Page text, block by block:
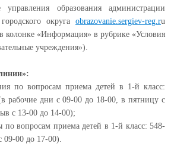
образования администрации
округа obrazovanie.sergiev-reg.ru
колонке «Информация» в рубрике «Условия
учреждения»).
по вопросам приема детей в 1-й класс:
рабочие дни с 09-00 до 18-00, в пятницу с
с 13-00 до 14-00);
вопросам приема детей в 1-й класс: 548-
09-00 до 17-00).